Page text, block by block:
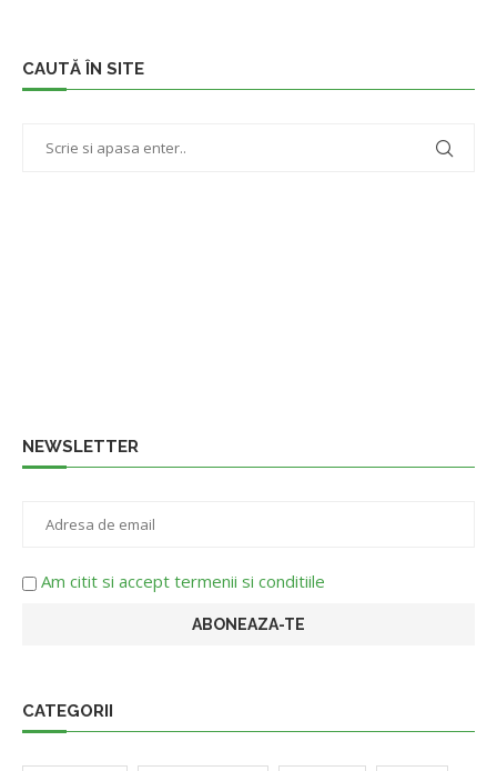
CAUTĂ ÎN SITE
NEWSLETTER
Am citit si accept termenii si conditiile
CATEGORII